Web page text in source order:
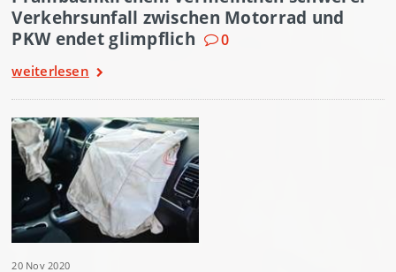
Verkehrsunfall zwischen Motorrad und
PKW endet glimpflich
0
weiterlesen
20 Nov 2020